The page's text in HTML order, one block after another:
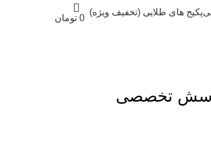
پکیج های طلایی (تخفیف ویژه)
0 تومان